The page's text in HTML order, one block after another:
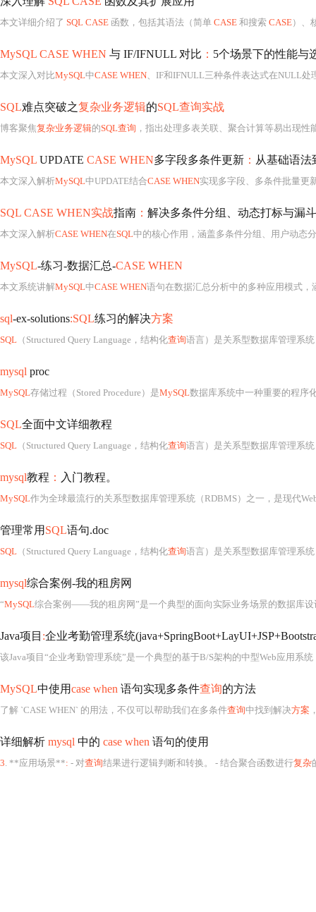
本文详细介绍了 SQL CASE 函数，包括其语法（简单 CASE 和搜索 CASE）、核心用法
MySQL CASE WHEN 与 IF/IFNULL 对比 ： 5个场景下的性能与
本文深入对比MySQL中CASE WHEN、IF和IFNULL三种条件表达式在NULL处
SQL难点突破之复杂业务逻辑的SQL查询实战
博客聚焦复杂业务逻辑的SQL查询 ，指出处理多表关联、聚合计算等易出现性能瓶颈和逻辑混乱。介绍多表关联精准控
MySQL UPDATE CASE WHEN多字段多条件更新 ： 从基础语法
本文深入解析MySQL中UPDATE结合CASE WHEN实现多字段、多条件批量更
SQL CASE WHEN实战指南 ： 解决多条件分组、动态打标与漏
本文深入解析CASE WHEN在SQL中的核心作用，涵盖多条件分组、用户动态分层、漏斗统计、异常数据清
MySQL-练习-数据汇总-CASE WHEN
本文系统讲解MySQL中CASE WHEN语句在数据汇总分析中的多种应用模式，涵盖自定义分组、与GROUP BY联用、结合
sql-ex-solutions:SQL练习的解决方案
SQL （Structured Query Language，结构化查询语言）是关系型数据库管理系统（RDBMS）中最核心、最通
mysql proc
MySQL存储过程（Stored Procedure）是MySQL数据库系统中一种重要的程序
SQL全面中文详细教程
SQL （Structured Query Language，结构化查询语言）是关系型数据库管理系
mysql教程 ： 入门教程。
MySQL作为全球最流行的关系型数据库管理系统（RDBMS）之一，是现代Web应
管理常用 SQL语句.doc
SQL （Structured Query Language，结构化查询语言）是关系型数据库管理系
mysql综合案例-我的租房网
“MySQL综合案例——我的租房网”是一个典型的面向实际业务场景的数据库设计与开发实践项目，具有高度的综合性、实用性和教学价值。该项目以
Java项目 :企业考勤管理系统
MySQL中使用case when 语句实现多条件查询的方法
了解 `CASE WHEN` 的用法，不仅可以帮助我们在多条件查询中找到解决方案
详细解析 mysql 中的 case when 语句的使用
3. **应用场景**: - 对查询结果进行逻辑判断和转换。 - 结合聚合函数进行复杂